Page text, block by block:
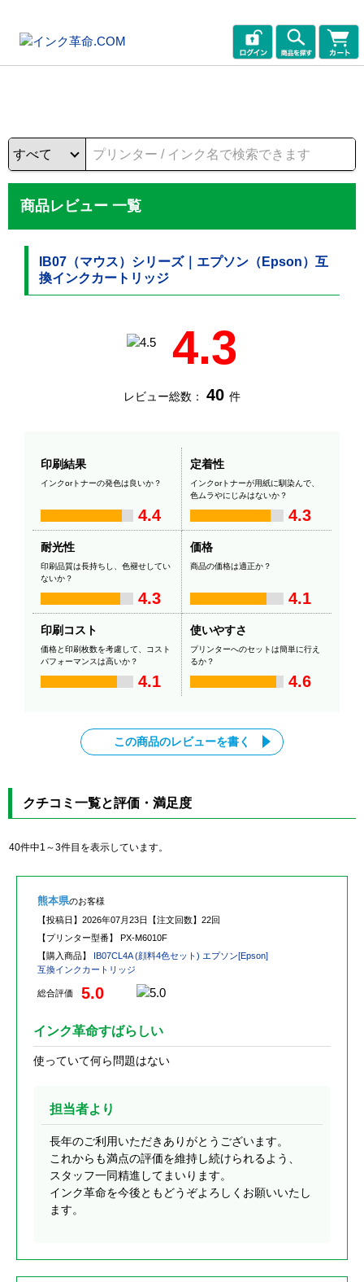
商品レビュー 一覧
IB07（マウス）シリーズ｜エプソン（Epson）互
換インクカートリッジ
4.3
レビュー総数： 40 件
印刷結果
インクorトナーの発色は良いか？
4.4
定着性
インクorトナーが用紙に馴染んで、
色ムラやにじみはないか？
4.3
耐光性
印刷品質は長持ちし、色褪せしてい
ないか？
4.3
価格
商品の価格は適正か？
4.1
印刷コスト
価格と印刷枚数を考慮して、コスト
パフォーマンスは高いか？
4.1
使いやすさ
プリンターへのセットは簡単に行え
るか？
4.6
この商品のレビューを書く
クチコミ一覧と評価・満足度
40件中1～3件目を表示しています。
熊本県のお客様
【投稿日】 2026年07月23日 【注文回数】 22回
【プリンター型番】 PX-M6010F
【購入商品】 IB07CL4A (顔料4色セット) エプソン[Epson]
互換インクカートリッジ
総合評価 5.0
インク革命すばらしい
使っていて何ら問題はない
担当者より
長年のご利用いただきありがとうございます。
これからも満点の評価を維持し続けられるよう、
スタッフ一同精進してまいります。
インク革命を今後ともどうぞよろしくお願いいたし
ます。